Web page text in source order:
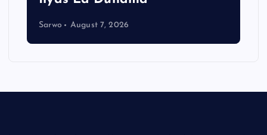
Sarwo August 7, 2026